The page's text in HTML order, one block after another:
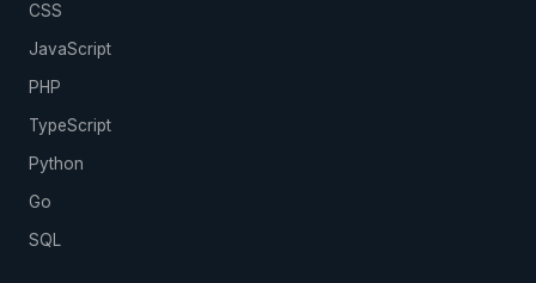
CSS
JavaScript
PHP
TypeScript
Python
Go
SQL